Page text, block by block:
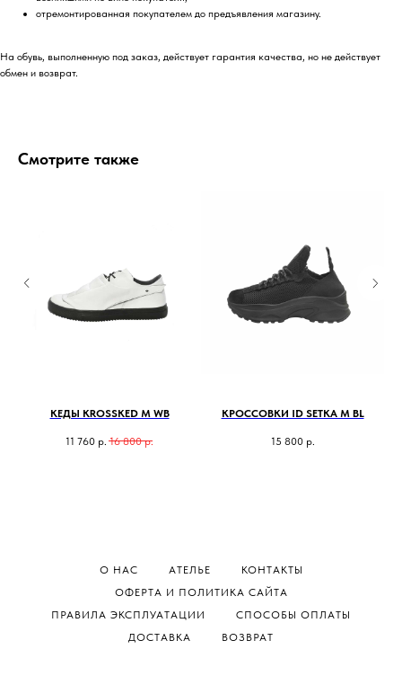
отремонтированная покупателем до предъявления магазину.
На обувь, выполненную под заказ, действует гарантия качества, но не действует
обмен и возврат.
Смотрите также
КЕДЫ KROSSKED M WB
11 760 р. 16 800 р.
КРОССОВКИ ID SETKA M BL
15 800 р.
О НАС АТЕЛЬЕ
КОНТАКТЫ
ОФЕРТА И ПОЛИТИКА САЙТА
ПРАВИЛА ЭКСПЛУАТАЦИИ
СПОСОБЫ ОПЛАТЫ
ДОСТАВКА
ВОЗВРАТ